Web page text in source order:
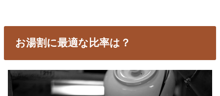
お湯割に最適な比率は？